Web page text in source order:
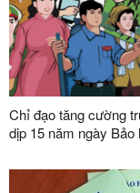
Chỉ đạo tăng cường
dịp 15 năm ngày